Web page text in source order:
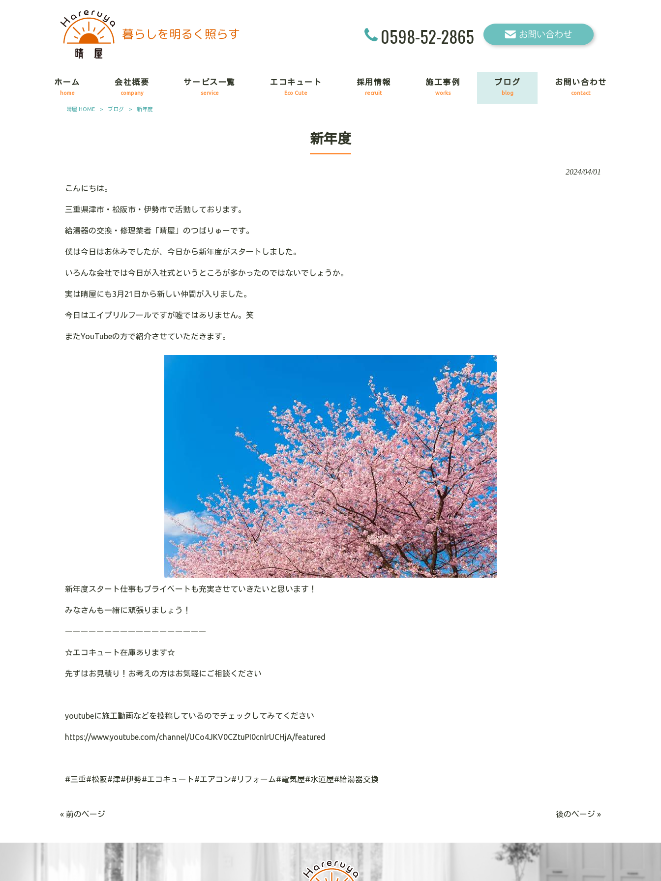
0598-52-2865
ホーム
home
会社概要
company
サービス一覧
service
エコキュート
Eco Cute
採用情報
recruit
施工事例
works
ブログ
blog
お問い合わせ
contact
晴屋 HOME > ブログ > 新年度
新年度
2024/04/01
こんにちは。
三重県津市・松阪市・伊勢市で活動しております。
給湯器の交換・修理業者「晴屋」のつばりゅーです。
僕は今日はお休みでしたが、今日から新年度がスタートしました。
いろんな会社では今日が入社式というところが多かったのではないでしょうか。
実は晴屋にも3月21日から新しい仲間が入りました。
今日はエイプリルフールですが嘘ではありません。 笑
またYouTubeの方で紹介させていただきます。
新年度スタート仕事もプライベートも充実させていきたいと思います！
みなさんも一緒に頑張りましょう！
ーーーーーーーーーーーーーーーーーー
☆エコキュート在庫あります☆
先ずはお見積り！お考えの方はお気軽にご相談ください
youtubeに施工動画などを投稿しているのでチェックしてみてください
https://www.youtube.com/channel/UCo4JKV0CZtuPI0cnlrUCHjA/featured
#三重#松阪#津#伊勢#エコキュート#エアコン#リフォーム#電気屋#水道屋#給湯器交換
« 前のページ 後のページ »